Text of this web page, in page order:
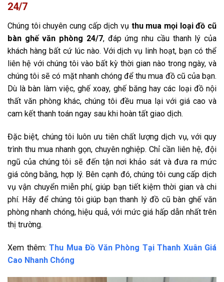
24/7
Chúng tôi chuyên cung cấp dịch vụ thu mua mọi loại đồ cũ
bàn ghế văn phòng 24/7, đáp ứng nhu cầu thanh lý của
khách hàng bất cứ lúc nào. Với dịch vụ linh hoạt, bạn có thể
liên hệ với chúng tôi vào bất kỳ thời gian nào trong ngày, và
chúng tôi sẽ có mặt nhanh chóng để thu mua đồ cũ của bạn.
Dù là bàn làm việc, ghế xoay, ghế băng hay các loại đồ nội
thất văn phòng khác, chúng tôi đều mua lại với giá cao và
cam kết thanh toán ngay sau khi hoàn tất giao dịch.
Đặc biệt, chúng tôi luôn ưu tiên chất lượng dịch vụ, với quy
trình thu mua nhanh gọn, chuyên nghiệp. Chỉ cần liên hệ, đội
ngũ của chúng tôi sẽ đến tận nơi khảo sát và đưa ra mức
giá công bằng, hợp lý. Bên cạnh đó, chúng tôi cung cấp dịch
vụ vận chuyển miễn phí, giúp bạn tiết kiệm thời gian và chi
phí. Hãy để chúng tôi giúp bạn thanh lý đồ cũ bàn ghế văn
phòng nhanh chóng, hiệu quả, với mức giá hấp dẫn nhất trên
thị trường.
Xem thêm: Thu Mua Đồ Văn Phòng Tại Thanh Xuân Giá
Cao Nhanh Chóng